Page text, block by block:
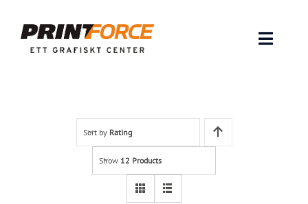
content
Toggle
INSPIRATIONSort by Rating
Show 12 Products